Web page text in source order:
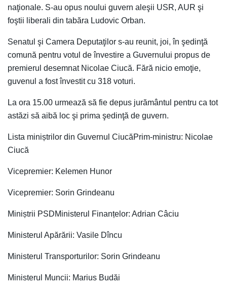
naţionale. S-au opus noului guvern aleşii USR, AUR şi
foştii liberali din tabăra Ludovic Orban.
Senatul şi Camera Deputaţilor s-au reunit, joi, în şedinţă
comună pentru votul de învestire a Guvernului propus de
premierul desemnat Nicolae Ciucă. Fără nicio emoţie,
guvenul a fost învestit cu 318 voturi.
La ora 15.00 urmează să fie depus jurământul pentru ca tot
astăzi să aibă loc şi prima şedinţă de guvern.
Lista miniștrilor din Guvernul CiucăPrim-ministru: Nicolae
Ciucă
Vicepremier: Kelemen Hunor
Vicepremier: Sorin Grindeanu
Miniștrii PSDMinisterul Finanțelor: Adrian Câciu
Ministerul Apărării: Vasile Dîncu
Ministerul Transporturilor: Sorin Grindeanu
Ministerul Muncii: Marius Budăi